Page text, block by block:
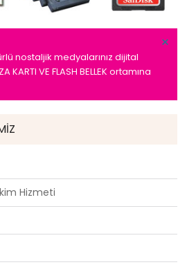
nostaljik medyalarınız dijital
VE FLASH BELLEK ortamına
×
Hizmeti